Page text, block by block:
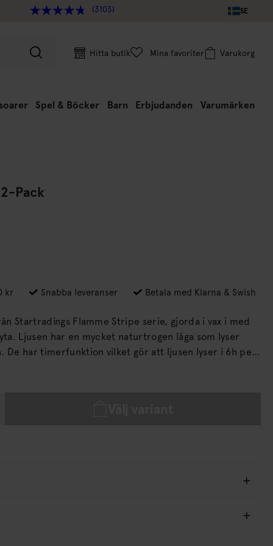
(3103) SE
Hitta butik Mina favoriter Varukorg
Spel & Böcker Barn Erbjudanden Varumärken
Pack
kr Snabba leveranser Betala med Klarna & Swish
Startradings Flamme Stripe serie, gjorda i vax i med
lyser